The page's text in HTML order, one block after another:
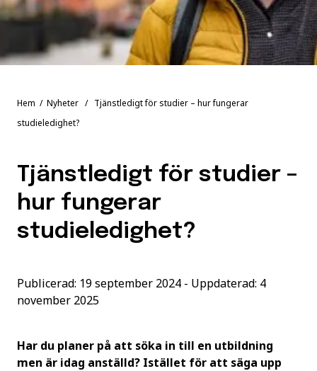
Hem / Nyheter / Tjänstledigt för studier – hur fungerar
studieledighet?
Tjänstledigt för studier –
hur fungerar
studieledighet?
Publicerad: 19 september 2024 - Uppdaterad: 4
november 2025
Har du planer på att söka in till en utbildning
men är idag anställd? Istället för att säga upp